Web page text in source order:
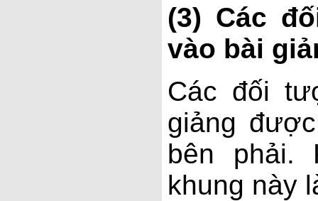
(3) Các
vào bài
Các đối
giảng
bên phải.
khung này